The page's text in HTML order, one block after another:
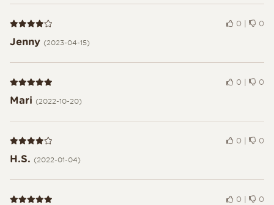
Recension 4 av 5 0 | 0
Jenny (2023-04-15)
Recension 5 av 5 0 | 0
Mari (2022-10-20)
Recension 4 av 5 0 | 0
H.S. (2022-01-04)
Recension 5 av 5 0 | 0